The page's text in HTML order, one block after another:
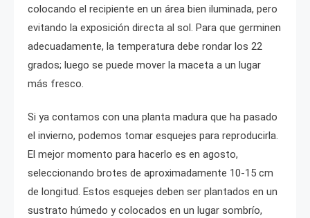
colocando el recipiente en un área bien iluminada, pero
evitando la exposición directa al sol. Para que germinen
adecuadamente, la temperatura debe rondar los 22
grados; luego se puede mover la maceta a un lugar
más fresco.
Si ya contamos con una planta madura que ha pasado
el invierno, podemos tomar esquejes para reproducirla.
El mejor momento para hacerlo es en agosto,
seleccionando brotes de aproximadamente 10-15 cm
de longitud. Estos esquejes deben ser plantados en un
sustrato húmedo y colocados en un lugar sombrío,